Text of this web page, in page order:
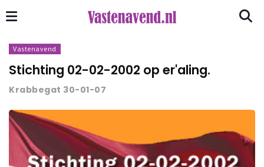
Vastenavend
Stichting 02-02-2002 op er'aling.
Krabbegat 30-01-07